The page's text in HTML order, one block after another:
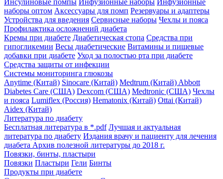
Инсулиновые помпы Инфузионные наборы Инфузионные
наборы оптом Аксессуары для помп Резервуары и адаптеры
Устройства для введения Сервисные наборы Чехлы и пояса
Профилактика осложнений диабета
Кремы при диабете Диабетическая стопа Средства при
гипогликемии Весы диабетические Витамины и пищевые
добавки при диабете Уход за полостью рта при диабете
Средства защиты от инфекции
Системы мониторинга глюкозы
Anytime (Китай) Sinocare (Китай) Medtrum (Китай) Abbott
Diabetes Care (США) Dexcom (США) Medtronic (США) Чехлы
и пояса Lumiflex (Россия) Hematonix (Китай) Ottai (Китай)
Aidex (Китай)
Литература по диабету
Бесплатная литература в *.pdf Лучшая и актуальная
литература по диабету Издания врачу и пациенту для лечения
диабета Архив полезной литературы до 2018 г.
Повязки, бинты, пластыри
Повязки Пластыри Гели Бинты
Продукты при диабете